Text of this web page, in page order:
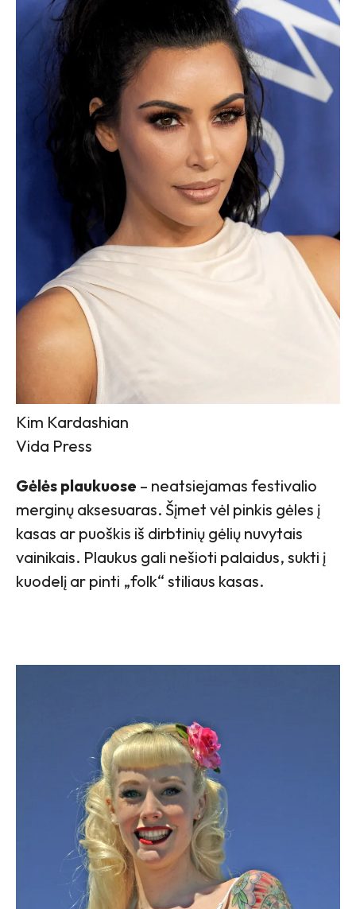
Kim Kardashian
Vida Press
Gėlės plaukuose – neatsiejamas festivalio
merginų aksesuaras. Šįmet vėl pinkis gėles į
kasas ar puoškis iš dirbtinių gėlių nuvytais
vainikais. Plaukus gali nešioti palaidus, sukti į
kuodelį ar pinti „folk“ stiliaus kasas.